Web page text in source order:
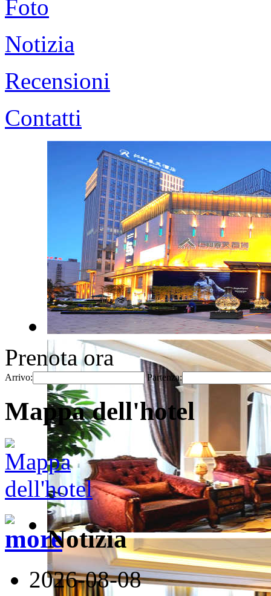
Foto
Notizia
Recensioni
Contatti
Prenota ora
Arrivo: Partenza:
Mappa dell'hotel
Notizia
2026-08-08